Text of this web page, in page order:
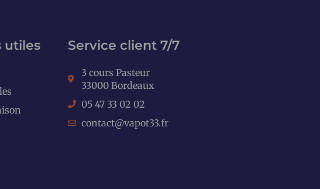
utiles Service client 7/7
3 cours Pasteur
33000 Bordeaux
05 47 33 02 02
contact@vapot33.fr